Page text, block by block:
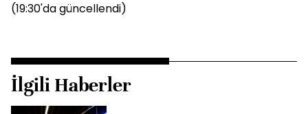
(19:30'da güncellendi)
İlgili Haberler